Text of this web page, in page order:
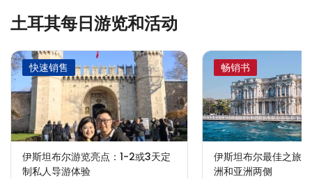
土耳其每日游览和活动
快速销售
伊斯坦布尔游览亮点：1-2或3天定
制私人导游体验
畅销书
伊斯坦布尔最佳之旅
洲和亚洲两侧